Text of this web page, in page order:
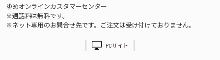
ゆめオンラインカスタマーセンター
※通話料は無料です。
※ネット専用のお問合せ先です。ご注文は受け付けておりません。
PCサイト